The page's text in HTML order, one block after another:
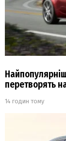
перетворять
14 годин тому